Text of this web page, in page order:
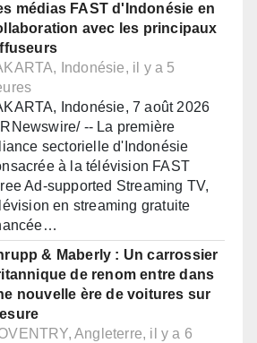
médias FAST d'Indonésie en
avec les principaux
Indonésie, il y a 5
Indonésie, 7 août 2026
-- La première
sectorielle d'Indonésie
à la télévision FAST
Ad-supported Streaming TV,
en streaming gratuite
& Maberly : Un carrossier
de renom entre dans
nouvelle ère de voitures sur
Angleterre, il y a 6